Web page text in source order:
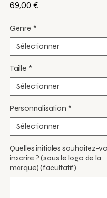
69,00 €
Genre *
Taille *
Personnalisation *
Quelles initiales souhaitez-
inscrire ? (sous le logo de la
marque) (facultatif)